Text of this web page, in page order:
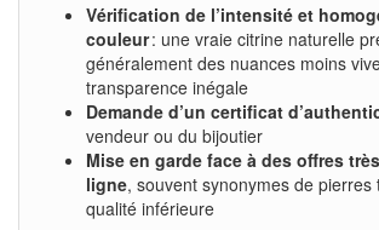
Vérification de l’intensité et
couleur: une vraie citrine naturelle
généralement des nuances moins
transparence inégale
Demande d’un certificat
vendeur ou du bijoutier
Mise en garde face à des offres
ligne, souvent synonymes de pierres
qualité inférieure